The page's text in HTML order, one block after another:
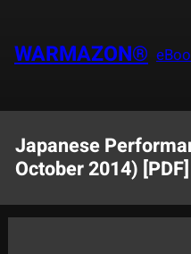
contenido
WARMAZON®
Japanese
October 2014) [PDF]